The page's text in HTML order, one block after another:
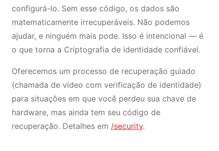
configurá-lo. Sem esse código, os dados são
matematicamente irrecuperáveis. Não podemos
ajudar, e ninguém mais pode. Isso é intencional — é
o que torna a Criptografia de identidade confiável.
Oferecemos um processo de recuperação guiado
(chamada de vídeo com verificação de identidade)
para situações em que você perdeu sua chave de
hardware, mas ainda tem seu código de
recuperação. Detalhes em /security.